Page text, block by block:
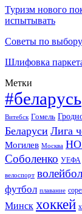
Туризм нового
испытывать
Советы по выбору
Шлифовка
Метки
#беларусь
Витебск Гомель
Беларуси Лига
Могилев Москва
Соболенко УЕФА
велоспорт волейбол
футбол плавание
Минск хоккей